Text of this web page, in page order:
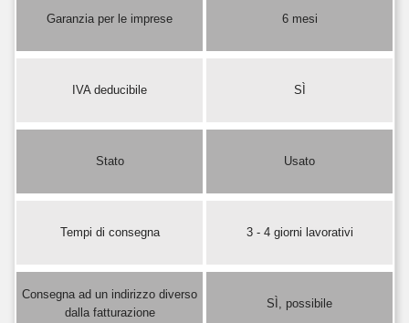
Garanzia per le imprese 6 mesi
IVA deducibile SÌ
Stato Usato
Tempi di consegna 3 - 4 giorni lavorativi
Consegna ad un indirizzo diverso
dalla fatturazione
SÌ, possibile